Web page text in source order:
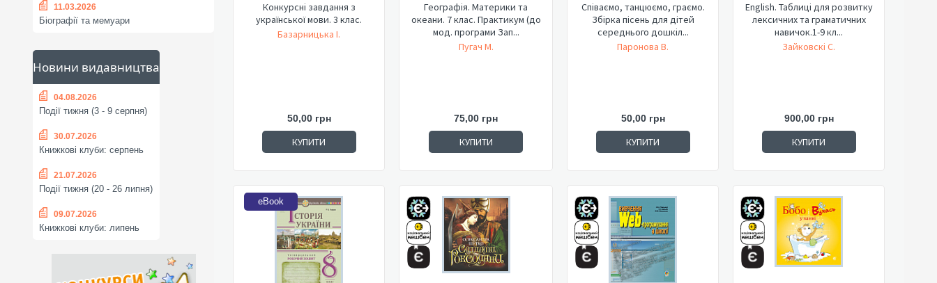
11.03.2026
Біографії та мемуари
Новини видавництва
04.08.2026
Події тижня (3 - 9 серпня)
30.07.2026
Книжкові клуби: серпень
21.07.2026
Події тижня (20 - 26 липня)
09.07.2026
Книжкові клуби: липень
Конкурсні завдання з
української мови. 3 клас.
Базарницька І.
50,00 грн
КУПИТИ
Географія. Материки та
океани. 7 клас. Практикум (до
мод. програми Зап...
Пугач М.
75,00 грн
КУПИТИ
Співаємо, танцюємо, граємо.
Збірка пісень для дітей
середнього дошкіл...
Паронова В.
50,00 грн
КУПИТИ
English. Таблиці для розвитку
лексичних та граматичних
навичок.1-9 кл...
Зайковскі С.
900,00 грн
КУПИТИ
eBook